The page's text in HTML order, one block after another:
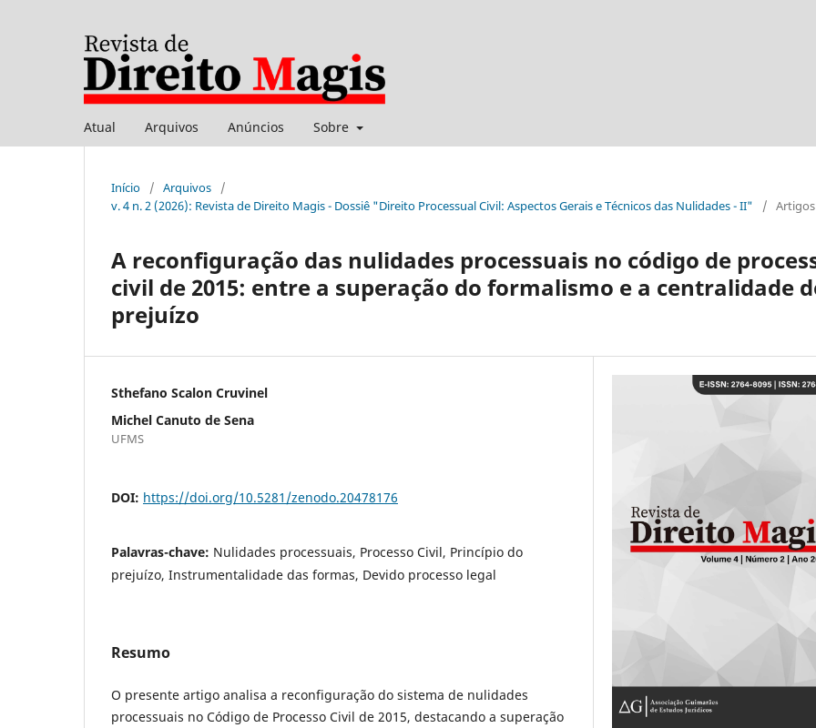
Atual Arquivos Anúncios Sobre
Início / Arquivos
/
v. 4 n. 2 (2026): Revista de Direito Magis - Dossiê "Direito Processual Civil: Aspectos Gerais e Técnicos das Nulidades - II"
/ Artigos
A reconfiguração das nulidades processuais no código de
civil de 2015: entre a superação do formalismo e a centralidade
prejuízo
Sthefano Scalon Cruvinel
Michel Canuto de Sena
UFMS
DOI: https://doi.org/10.5281/zenodo.20478176
Palavras-chave: Nulidades processuais, Processo Civil, Princípio do
prejuízo, Instrumentalidade das formas, Devido processo legal
Resumo
O presente artigo analisa a reconfiguração do sistema de nulidades
processuais no Código de Processo Civil de 2015, destacando a superação